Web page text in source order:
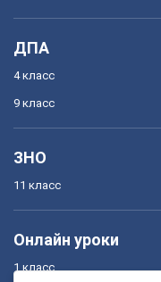
ДПА
4 класс
9 класс
ЗНО
11 класс
Онлайн уроки
1 класс